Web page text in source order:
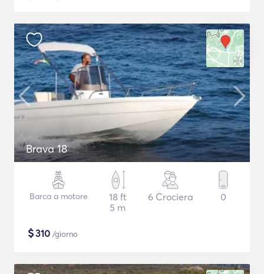
Brava 18
Barca a motore
18 ft
5 m
6 Crociera 0
$310 /giorno